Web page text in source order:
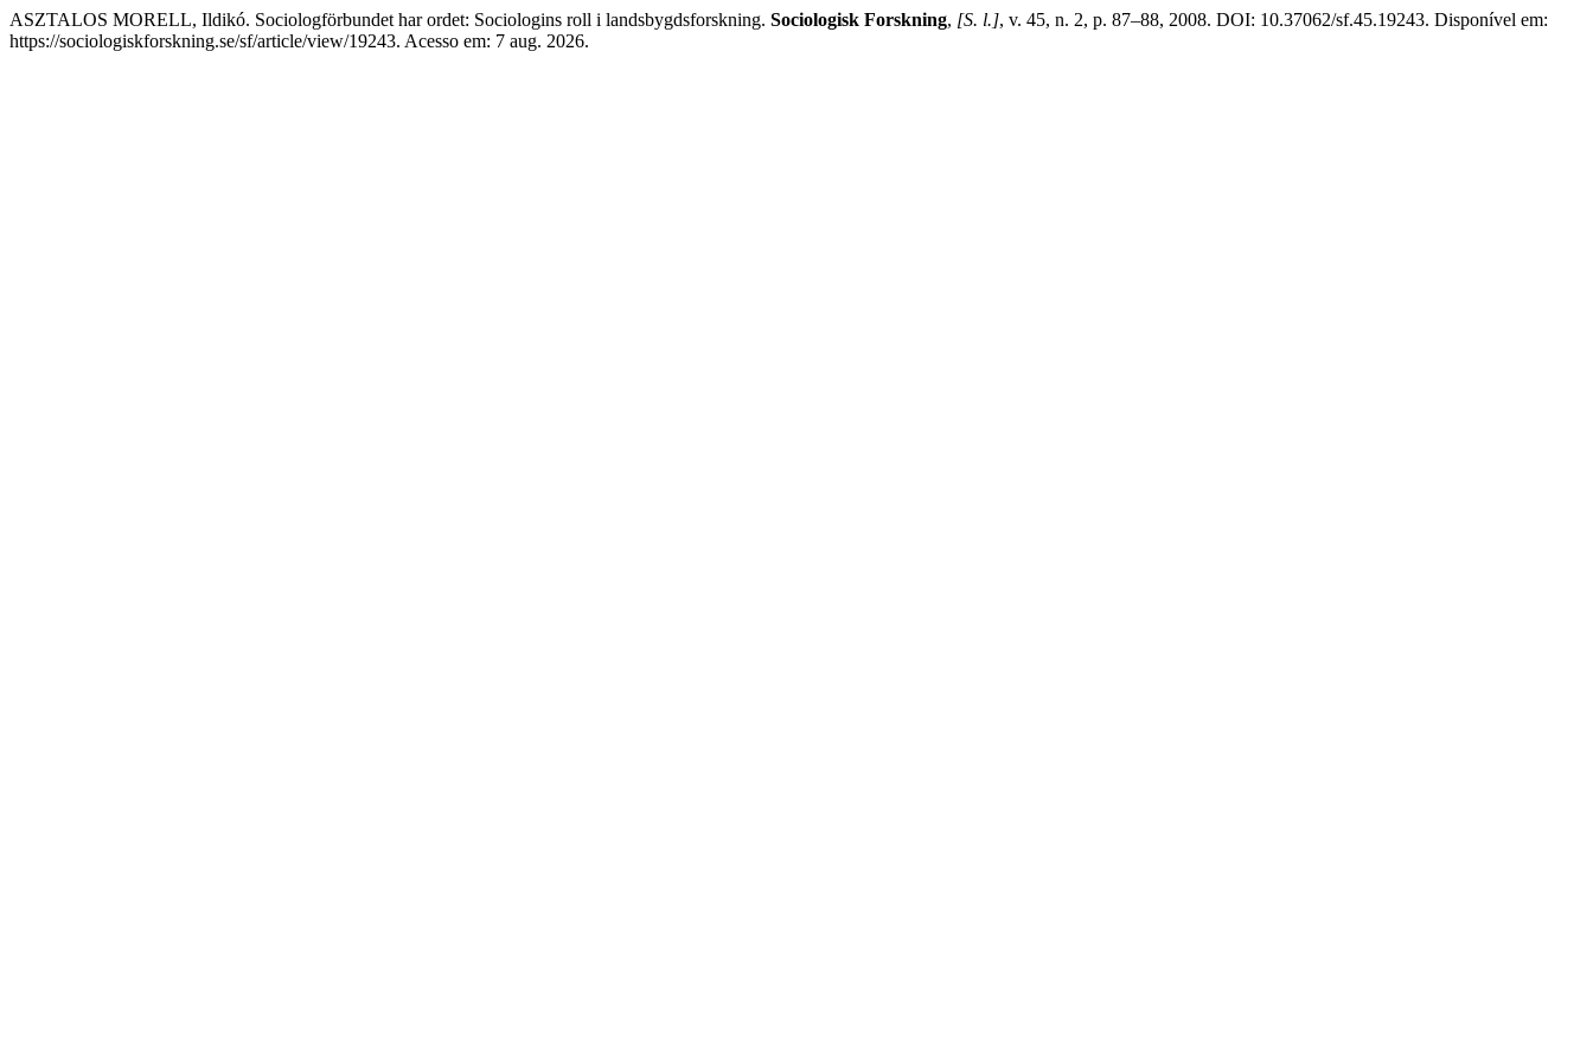
ASZTALOS MORELL, Ildikó. Sociologförbundet har ordet: Sociologins roll i landsbygdsforskning. Sociologisk Forskning, [S. l.], v. 45, n. 2, p. 87–88, 2008. DOI: 10.37062/sf.45.19243. Disponível em:
https://sociologiskforskning.se/sf/article/view/19243. Acesso em: 7 aug. 2026.